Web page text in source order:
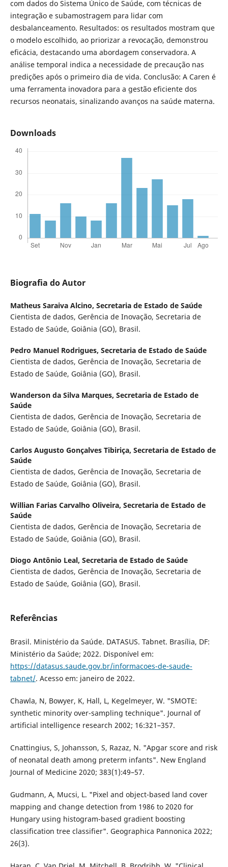
com dados do Sistema Único de Saúde, com técnicas de
integração e subamostragem para lidar com
desbalanceamento. Resultados: os resultados mostram que
o modelo escolhido, ao priorizar a revocação, demonstrou
eficácia, destacando uma abordagem conservadora. A
análise temporal indica a necessidade de precaução nas
predições após o primeiro dia de vida. Conclusão: A Caren é
uma ferramenta inovadora para a gestão eficiente dos
recursos neonatais, sinalizando avanços na saúde materna.
Downloads
Biografia do Autor
Matheus Saraiva Alcino, Secretaria de Estado de Saúde
Cientista de dados, Gerência de Inovação, Secretaria de
Estado de Saúde, Goiânia (GO), Brasil.
Pedro Manuel Rodrigues, Secretaria de Estado de Saúde
Cientista de dados, Gerência de Inovação, Secretaria de
Estado de Saúde, Goiânia (GO), Brasil.
Wanderson da Silva Marques, Secretaria de Estado de
Saúde
Cientista de dados, Gerência de Inovação, Secretaria de
Estado de Saúde, Goiânia (GO), Brasil.
Carlos Augusto Gonçalves Tibiriça, Secretaria de Estado de
Saúde
Cientista de dados, Gerência de Inovação, Secretaria de
Estado de Saúde, Goiânia (GO), Brasil.
Willian Farias Carvalho Oliveira, Secretaria de Estado de
Saúde
Cientista de dados, Gerência de Inovação, Secretaria de
Estado de Saúde, Goiânia (GO), Brasil.
Diogo Antônio Leal, Secretaria de Estado de Saúde
Cientista de dados, Gerência de Inovação, Secretaria de
Estado de Saúde, Goiânia (GO), Brasil.
Referências
Brasil. Ministério da Saúde. DATASUS. Tabnet. Brasília, DF:
Ministério da Saúde; 2022. Disponível em:
https://datasus.saude.gov.br/informacoes-de-saude-
tabnet/. Acesso em: janeiro de 2022.
Chawla, N, Bowyer, K, Hall, L, Kegelmeyer, W. "SMOTE:
synthetic minority over-sampling technique". Journal of
artificial intelligence research 2002; 16:321–357.
Cnattingius, S, Johansson, S, Razaz, N. "Apgar score and risk
of neonatal death among preterm infants". New England
Journal of Medicine 2020; 383(1):49–57.
Gudmann, A, Mucsi, L. "Pixel and object-based land cover
mapping and change detection from 1986 to 2020 for
Hungary using histogram-based gradient boosting
classification tree classifier". Geographica Pannonica 2022;
26(3).